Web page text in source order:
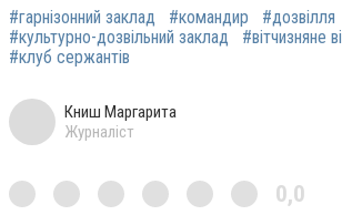
#гарнізонний заклад #командир #дозвілля
#культурно-дозвільний заклад
#вітчизняне
#клуб сержантів
Книш Маргарита
Журналіст
0,0